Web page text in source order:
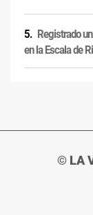
Registrado
en la Escala de
© LA